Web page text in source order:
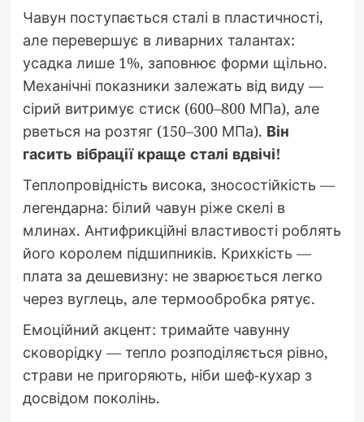
Чавун поступається сталі в пластичності,
але перевершує в ливарних талантах:
усадка лише 1%, заповнює форми щільно.
Механічні показники залежать від виду —
сірий витримує стиск (600–800 МПа), але
рветься на розтяг (150–300 МПа). Він
гасить вібрації краще сталі вдвічі!
Теплопровідність висока, зносостійкість —
легендарна: білий чавун ріже скелі в
млинах. Антифрикційні властивості роблять
його королем підшипників. Крихкість —
плата за дешевизну: не зварюється легко
через вуглець, але термообробка рятує.
Емоційний акцент: тримайте чавунну
сковорідку — тепло розподіляється рівно,
страви не пригоряють, ніби шеф-кухар з
досвідом поколінь.